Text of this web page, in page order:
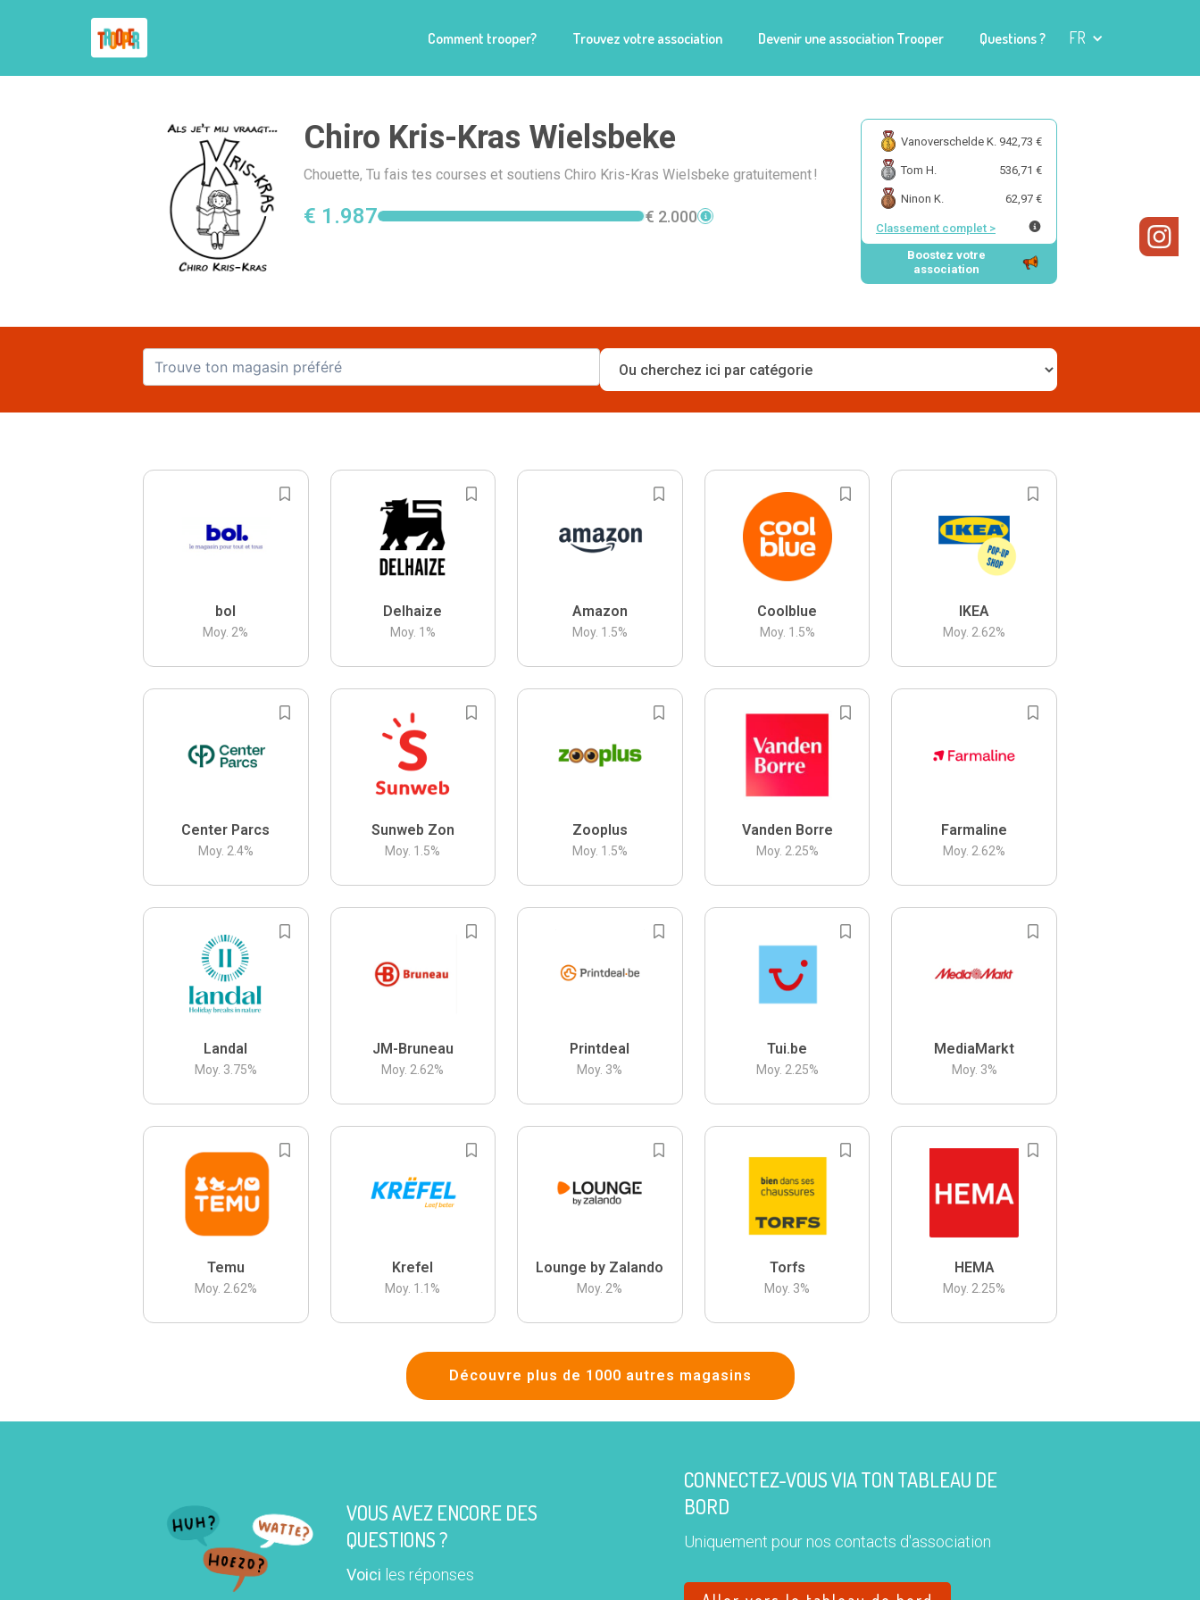
Comment trooper? Trouvez votre association Devenir une association Trooper Questions ? FR
Chiro Kris-Kras Wielsbeke
Chouette, Tu fais tes courses et soutiens Chiro Kris-Kras Wielsbeke gratuitement !
€ 1.987 € 2.000
Vanoverschelde K. 942,73 €
Tom H. 536,71 €
Ninon K. 62,97 €
Classement complet >
Boostez votre
association
bol
Moy. 2%
Delhaize
Moy. 1 %
Amazon
Moy. 1.5%
Coolblue
Moy. 1.5%
IKEA
Moy. 2.62%
Center Parcs
Moy. 2.4%
Sunweb Zon
Moy. 1.5%
Zooplus
Moy. 1.5%
Vanden Borre
Moy. 2.25%
Farmaline
Moy. 2.62%
Landal
Moy. 3.75%
JM-Bruneau
Moy. 2.62%
Printdeal
Moy. 3%
Tui.be
Moy. 2.25%
MediaMarkt
Moy. 3%
Temu
Moy. 2.62%
Krefel
Moy. 1.1 %
Lounge by Zalando
Moy. 2%
Torfs
Moy. 3%
HEMA
Moy. 2.25%
Découvre plus de 1000 autres magasins
VOUS AVEZ ENCORE DES
QUESTIONS ?
Voici les réponses
CONNECTEZ-VOUS VIA TON TABLEAU DE
BORD
Uniquement pour nos contacts d'association